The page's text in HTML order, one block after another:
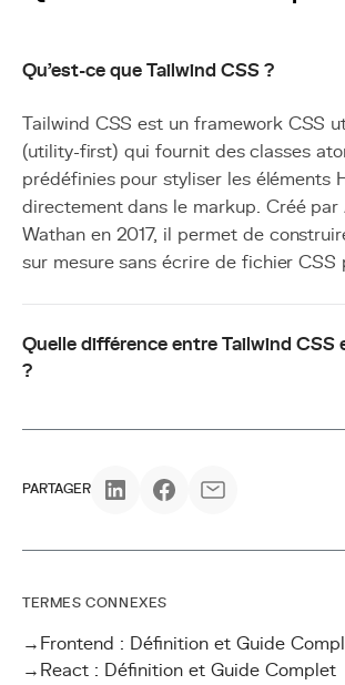
Qu'est-ce que Tailwind CSS ?
Tailwind CSS est un framework CSS
(utility-first) qui fournit des classes
prédéfinies pour styliser les éléments
directement dans le markup. Créé par
Wathan en 2017, il permet de
sur mesure sans écrire de fichier CSS
Quelle différence entre Tailwind
?
PARTAGER
TERMES CONNEXES
→ Frontend : Définition et Guide
→ React : Définition et Guide Complet